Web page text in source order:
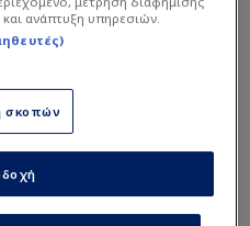
Μπενίτεθ για την
διατησία!
ανάπτυξη υπηρεσιών.
σκοπών